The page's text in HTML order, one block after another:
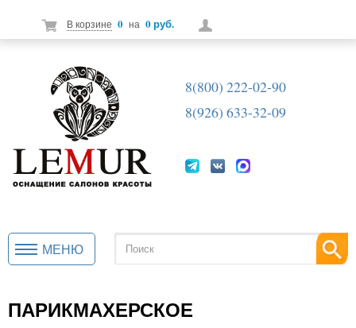
В корзине 0 на 0 руб.
8(800) 222-02-90
8(926) 633-32-09
МЕНЮ
ПАРИКМАХЕРСКОЕ